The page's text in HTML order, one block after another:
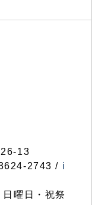
13
2743 / i
曜日・祝祭